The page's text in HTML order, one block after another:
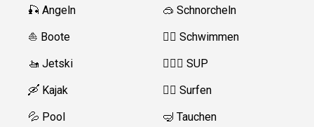
🎣 Angeln
⛵️ Boote
🚤 Jetski
🛶 Kajak
💦 Pool
🥽 Schnorcheln
🏊‍♂️ Schwimmen
🏄‍♀️🛶 SUP
🏄‍♂️ Surfen
🤿 Tauchen